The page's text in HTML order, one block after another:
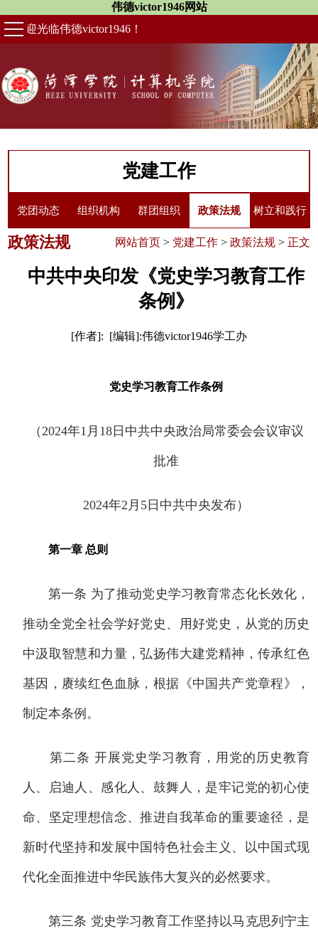
伟德victor1946网站
欢迎光临伟德victor1946！
党建工作
党团动态 组织机构 群团组织 政策法规 树立和践行
正确政绩观
政策法规 网站首页 > 党建工作 > 政策法规 >正文
中共中央印发《党史学习教育工作
条例》
[作者]: [编辑]:伟德victor1946学工办
党史学习教育工作条例
（2024年1月18日中共中央政治局常委会会议审议
批准
2024年2月5日中共中央发布）
第一章 总则
第一条 为了推动党史学习教育常态化长效化，
推动全党全社会学好党史、用好党史，从党的历史
中汲取智慧和力量，弘扬伟大建党精神，传承红色
基因，赓续红色血脉，根据《中国共产党章程》，
制定本条例。
第二条 开展党史学习教育，用党的历史教育
人、启迪人、感化人、鼓舞人，是牢记党的初心使
命、坚定理想信念、推进自我革命的重要途径，是
新时代坚持和发展中国特色社会主义、以中国式现
代化全面推进中华民族伟大复兴的必然要求。
第三条 党史学习教育工作坚持以马克思列宁主